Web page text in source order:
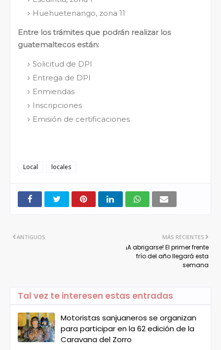
Huehuetenango, zona 11
Entre los trámites que podrán realizar los
guatemaltecos están:
Solicitud de DPI
Entrega de DPI
Enmiendas
Inscripciones
Emisión de certificaciones
Local locales
MÁS RECIENTES
¡A abrigarse! El primer frente
frío del año llegará esta
semana
ANTIGUOS
Tal vez te interesen estas entradas
Motoristas sanjuaneros se organizan
para participar en la 62 edición de la
Caravana del Zorro